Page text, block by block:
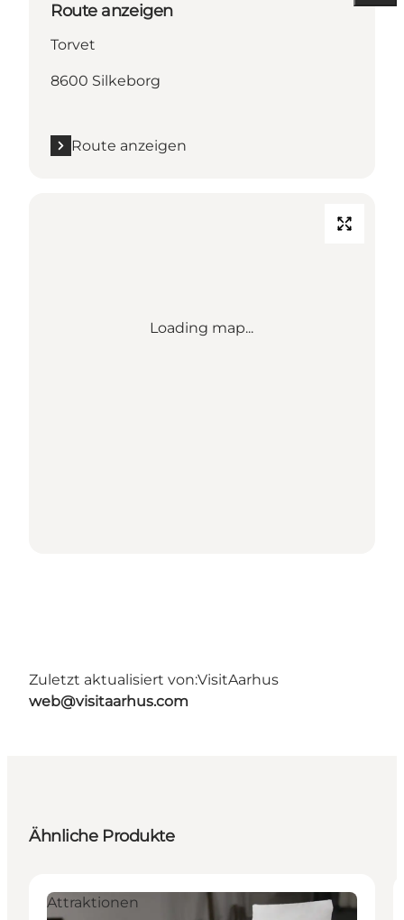
Route anzeigen
Torvet
8600 Silkeborg
Route anzeigen
Loading map...
Zuletzt aktualisiert von:VisitAarhus
web@visitaarhus.com
Ähnliche Produkte
Attraktionen